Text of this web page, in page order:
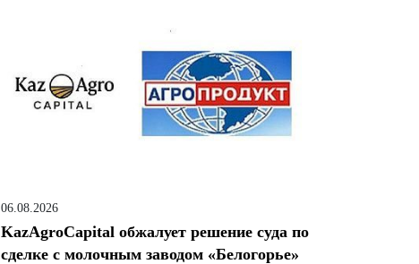
06.08.2026
KazAgroCapital обжалует решение суда по
сделке с молочным заводом «Белогорье»